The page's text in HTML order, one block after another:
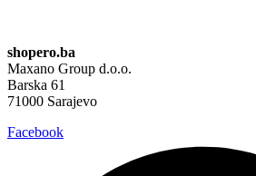
shopero.ba
Maxano Group d.o.o.
Barska 61
71000 Sarajevo
Facebook